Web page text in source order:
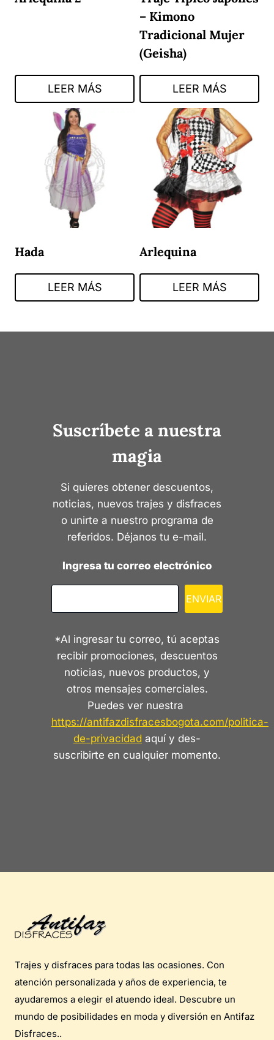
LEER MÁS
– Kimono
Tradicional Mujer
(Geisha)
LEER MÁS
Hada
LEER MÁS
Arlequina
LEER MÁS
Suscríbete a nuestra
magia
Si quieres obtener descuentos,
noticias, nuevos trajes y disfraces
o unirte a nuestro programa de
referidos. Déjanos tu e-mail.
Ingresa tu correo electrónico
ENVIAR
*Al ingresar tu correo, tú aceptas
recibir promociones, descuentos
noticias, nuevos productos, y
otros mensajes comerciales.
Puedes ver nuestra
https://antifazdisfracesbogota.com/politica-
de-privacidad aquí y des-
suscribirte en cualquier momento.
Trajes y disfraces para todas las ocasiones. Con
atención personalizada y años de experiencia, te
ayudaremos a elegir el atuendo ideal. Descubre un
mundo de posibilidades en moda y diversión en Antifaz
Disfraces..